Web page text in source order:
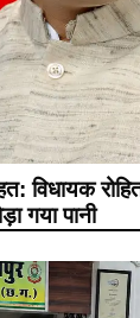
विधायक
गया पानी